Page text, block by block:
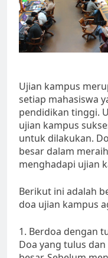
Ujian kampus
setiap mahasiswa
pendidikan tinggi.
ujian kampus
untuk dilakukan.
besar dalam
menghadapi ujian
Berikut ini adalah
doa ujian kampus
1. Berdoa dengan
Doa yang tulus